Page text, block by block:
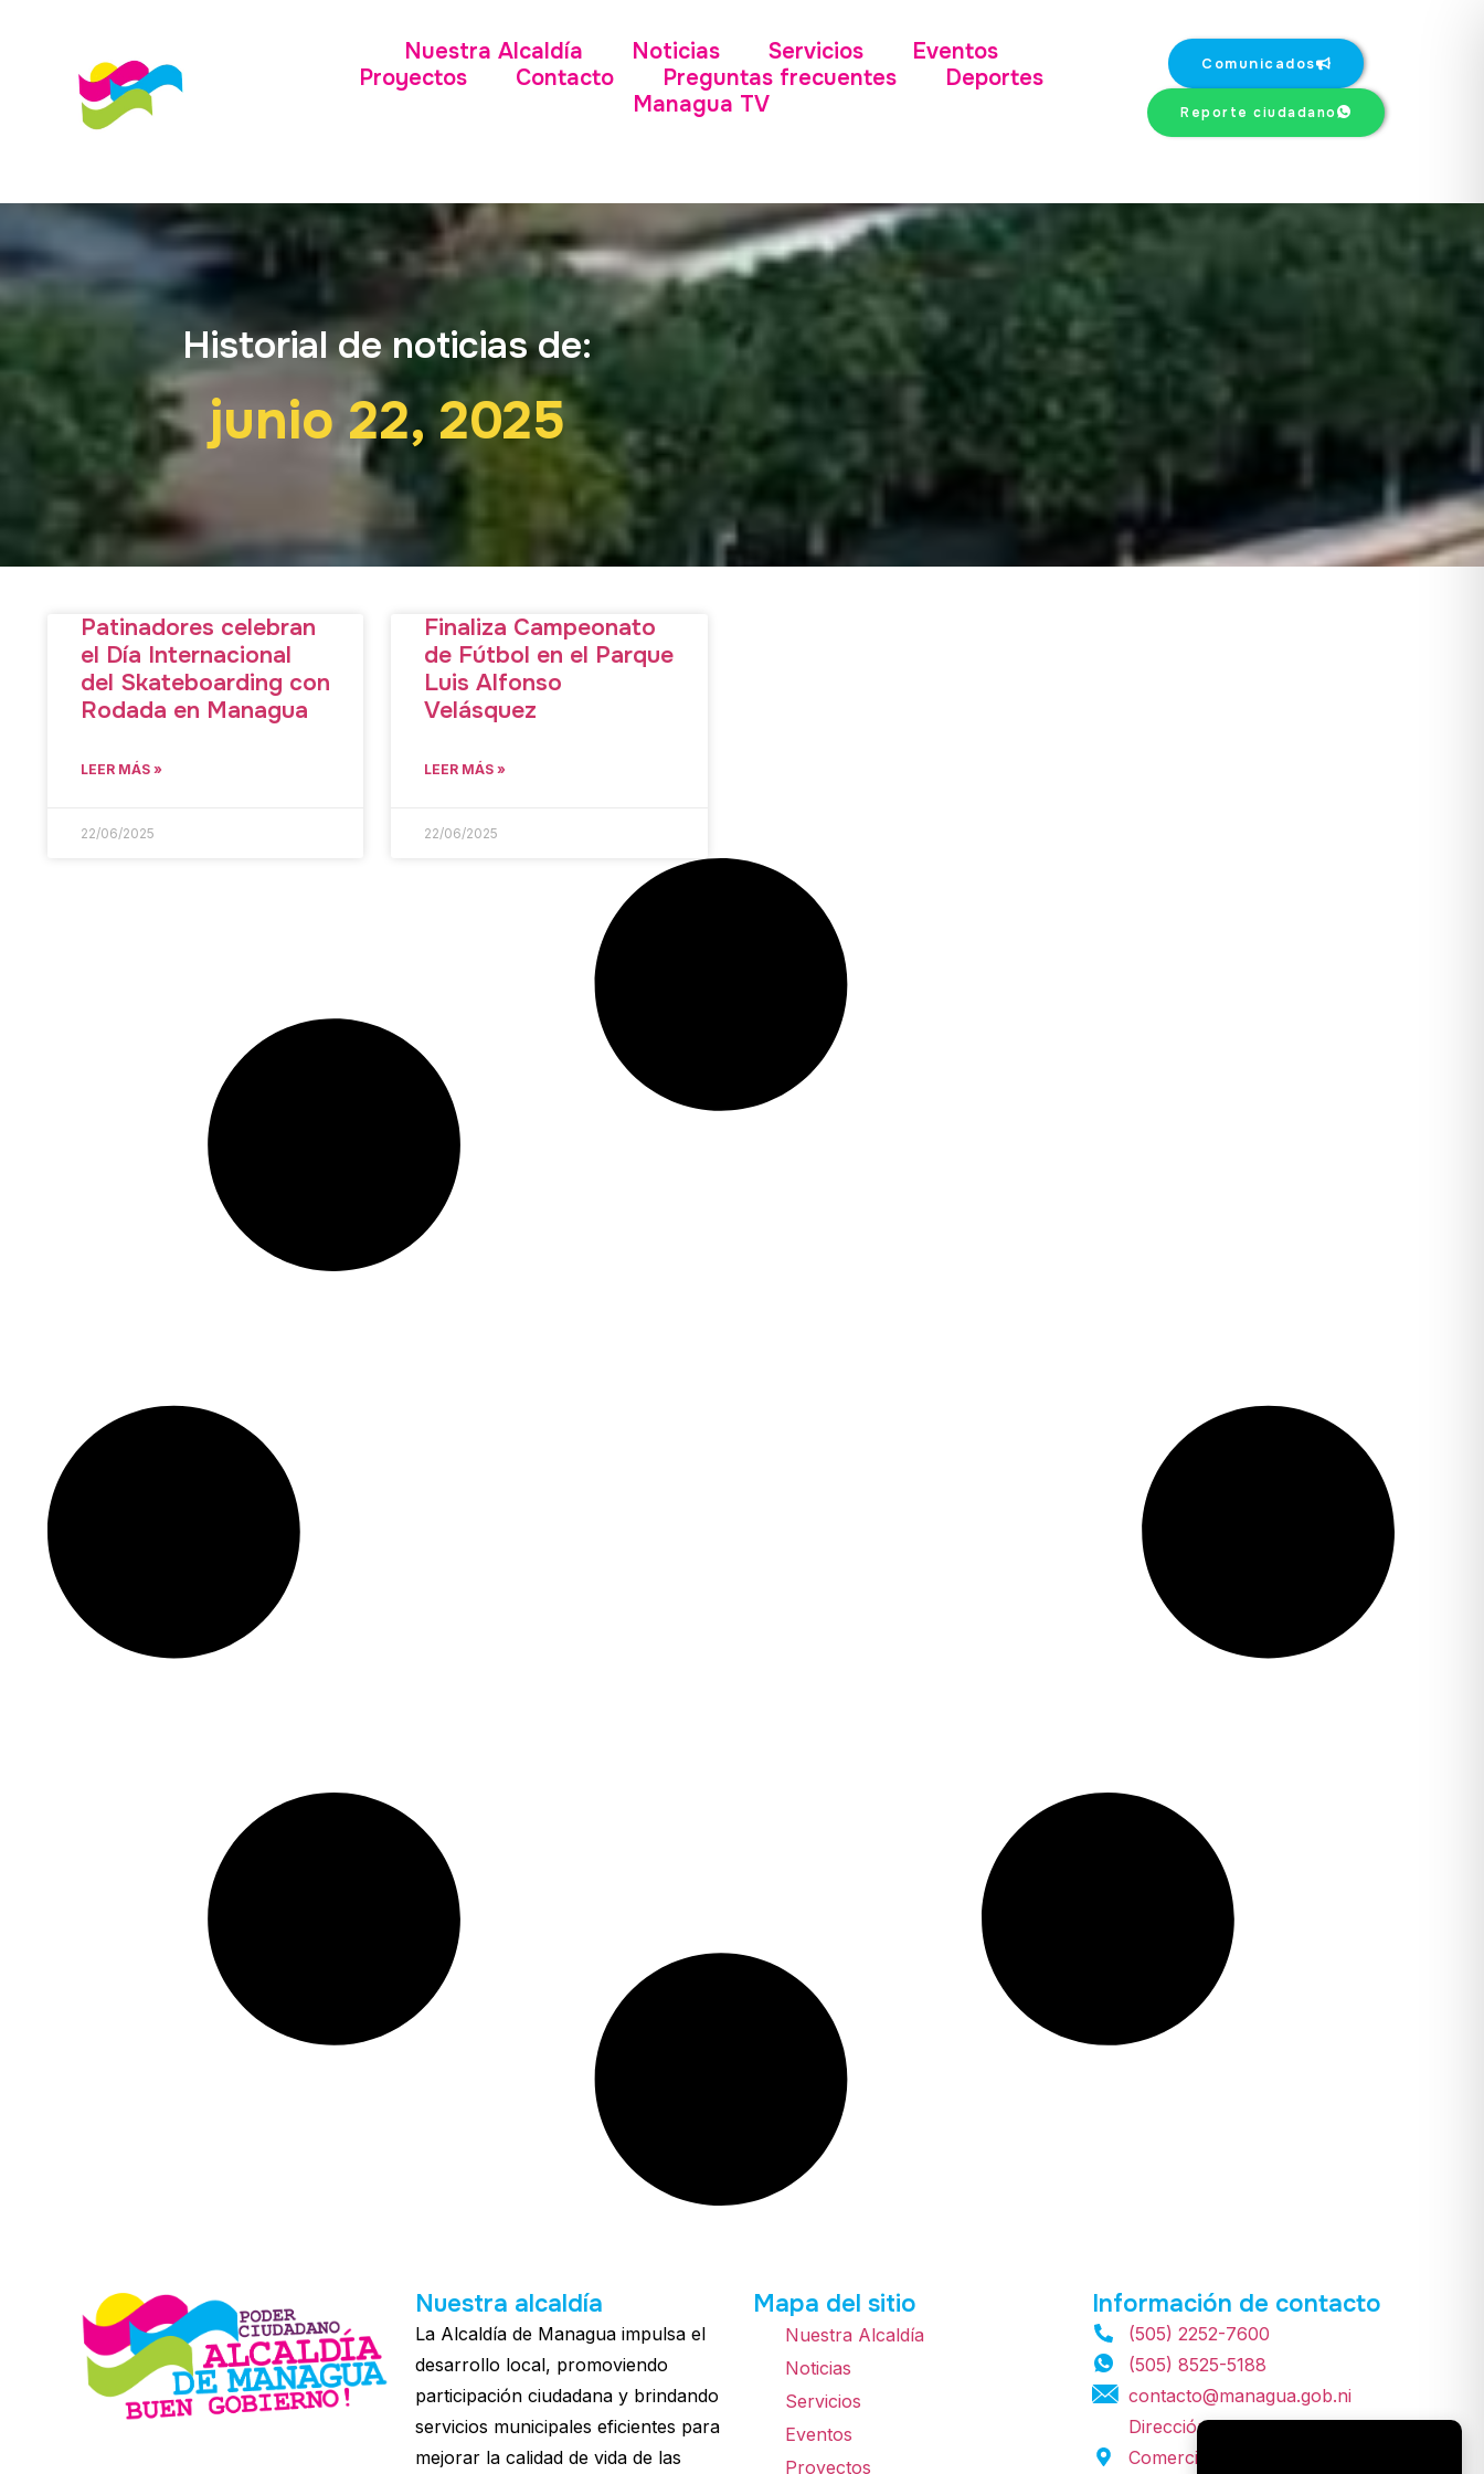
Nuestra Alcaldía Noticias Servicios
Eventos
Proyectos
Contacto Preguntas frecuentes
Deportes
Managua TV
Comunicados
Reporte ciudadano
Historial de noticias de:
junio 22, 2025
Patinadores celebran
el Día Internacional
del Skateboarding con
Rodada en Managua
LEER MÁS »
22/06/2025
Finaliza Campeonato
de Fútbol en el Parque
Luis Alfonso
Velásquez
LEER MÁS »
22/06/2025
Nuestra alcaldía
La Alcaldía de Managua impulsa el
desarrollo local, promoviendo
participación ciudadana y brindando
servicios municipales eficientes para
mejorar la calidad de vida de las
Mapa del sitio
Nuestra Alcaldía
Noticias
Servicios
Eventos
Proyectos
Información de contacto
(505) 2252-7600
(505) 8525-5188
contacto@managua.gob.ni
Dirección: Frente al Centro
Comercial Zumen, Centro Cívico,